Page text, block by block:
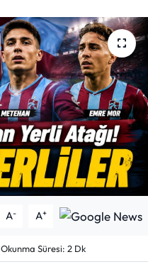
A- A+
Okunma Süresi: 2 Dk